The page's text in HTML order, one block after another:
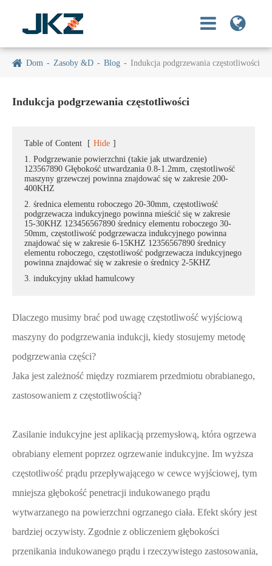
Dom Zasoby &D Blog Indukcja podgrzewania częstotliwości
Indukcja podgrzewania częstotliwości
Table of Content [ Hide ]
1. Podgrzewanie powierzchni (takie jak utwardzenie)
123567890 Głębokość utwardzania 0.8-1.2mm, częstotliwość
maszyny grzewczej powinna znajdować się w zakresie 200-
400KHZ
2. średnica elementu roboczego 20-30mm, częstotliwość
podgrzewacza indukcyjnego powinna mieścić się w zakresie
15-30KHZ 123456567890 średnicy elementu roboczego 30-
50mm, częstotliwość podgrzewacza indukcyjnego powinna
znajdować się w zakresie 6-15KHZ 12356567890 średnicy
elementu roboczego, częstotliwość podgrzewacza indukcyjnego
powinna znajdować się w zakresie o średnicy 2-5KHZ
3. indukcyjny układ hamulcowy
Dlaczego musimy brać pod uwagę częstotliwość wyjściową
maszyny do podgrzewania indukcji, kiedy stosujemy metodę
podgrzewania części?
Jaka jest zależność między rozmiarem przedmiotu obrabianego,
zastosowaniem z częstotliwością?
Zasilanie indukcyjne jest aplikacją przemysłową, która ogrzewa
obrabiany element poprzez ogrzewanie indukcyjne. Im wyższa
częstotliwość prądu przepływającego w cewce wyjściowej, tym
mniejsza głębokość penetracji indukowanego prądu
wytwarzanego na powierzchni ogrzanego ciała. Efekt skóry jest
bardziej oczywisty. Zgodnie z obliczeniem głębokości
przenikania indukowanego prądu i rzeczywistego zastosowania,